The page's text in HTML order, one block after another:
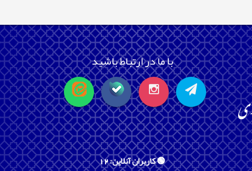
با ما در ارتباط باشید
🟢 کاربران آنلاین: 12